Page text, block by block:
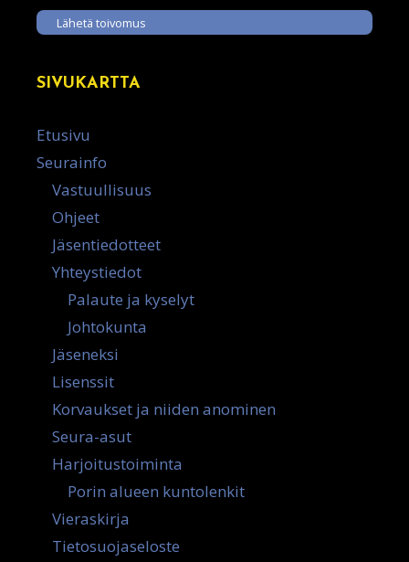
Lähetä toivomus
SIVUKARTTA
Etusivu
Seurainfo
Vastuullisuus
Ohjeet
Jäsentiedotteet
Yhteystiedot
Palaute ja kyselyt
Johtokunta
Jäseneksi
Lisenssit
Korvaukset ja niiden anominen
Seura-asut
Harjoitustoiminta
Porin alueen kuntolenkit
Vieraskirja
Tietosuojaseloste